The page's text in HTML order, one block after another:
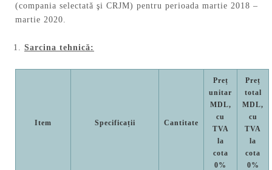
(compania selectată şi CRJM) pentru perioada martie 2018 –
martie 2020.
Sarcina tehnică:
Item Specificații Cantitate
Preț
unitar
MDL,
cu
TVA
la
cota
0%
Preț
total
MDL,
cu
TVA
la
cota
0%